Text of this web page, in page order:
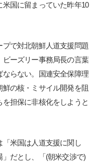
国に留まっていた昨年10
で対北朝鮮人道支援問題
ーズリー事務局長の言葉
らない。国連安全保障理
の核・ミサイル開発を阻
担保に非核化をしようと
米国は人道支援に関し
だとし、「(朝米交渉で)